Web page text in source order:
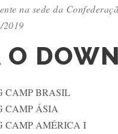
na sede da
2019
O
CAMP BRASIL
CAMP ÁSIA
CAMP AMÉRICA I